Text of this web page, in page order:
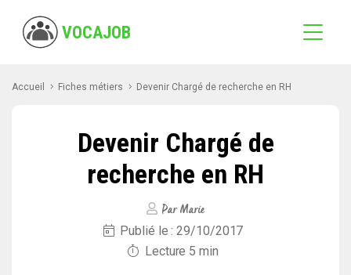
VOCAJOB
Accueil Fiches métiers Devenir Chargé de recherche en RH
Devenir Chargé de
recherche en RH
Par Marie
Publié le : 29/10/2017
Lecture 5 min